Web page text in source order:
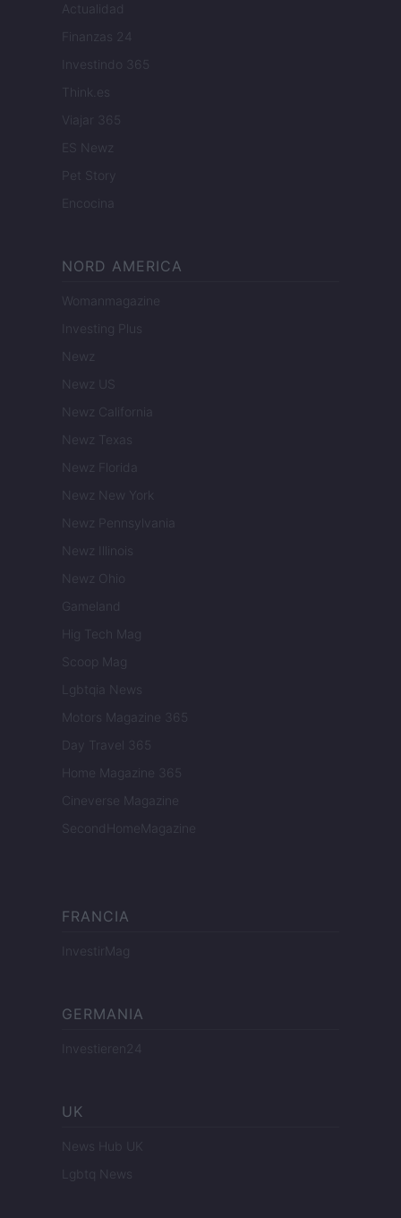
Actualidad
Finanzas 24
Investindo 365
Think.es
Viajar 365
ES Newz
Pet Story
Encocina
NORD AMERICA
Womanmagazine
Investing Plus
Newz
Newz US
Newz California
Newz Texas
Newz Florida
Newz New York
Newz Pennsylvania
Newz Illinois
Newz Ohio
Gameland
Hig Tech Mag
Scoop Mag
Lgbtqia News
Motors Magazine 365
Day Travel 365
Home Magazine 365
Cineverse Magazine
SecondHomeMagazine
FRANCIA
InvestirMag
GERMANIA
Investieren24
UK
News Hub UK
Lgbtq News